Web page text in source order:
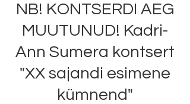
NB! KONTSERDI AEG
MUUTUNUD! Kadri-
Ann Sumera kontsert
"XX sajandi esimene
kümnend"